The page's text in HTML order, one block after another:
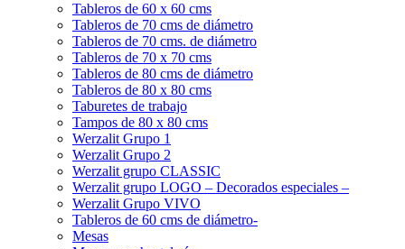
Tableros de 60 x 60 cms
Tableros de 70 cms de diámetro
Tableros de 70 cms. de diámetro
Tableros de 70 x 70 cms
Tableros de 80 cms de diámetro
Tableros de 80 x 80 cms
Taburetes de trabajo
Tampos de 80 x 80 cms
Werzalit Grupo 1
Werzalit Grupo 2
Werzalit grupo CLASSIC
Werzalit grupo LOGO – Decorados especiales –
Werzalit Grupo VIVO
Tableros de 60 cms de diámetro-
Mesas